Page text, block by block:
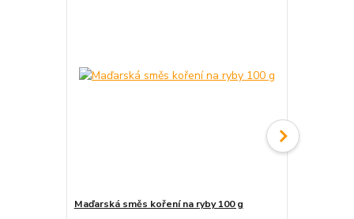
Maďarská směs koření na ryby 100 g